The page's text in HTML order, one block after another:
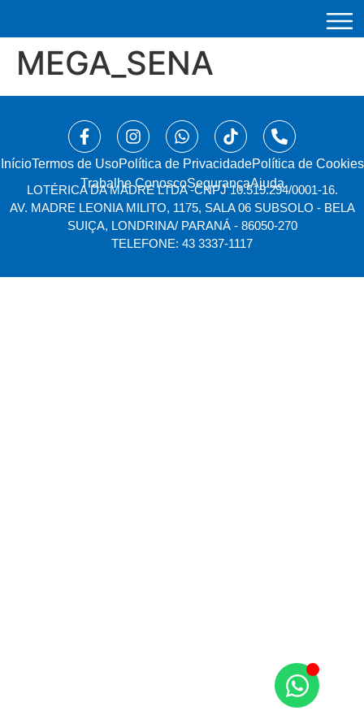
MEGA_SENA
Início⁠Termos de UsoPolítica de PrivacidadePolítica de Cookies
Trabalhe ConoscoSegurançaAjuda
LOTÉRICA DA MADRE LTDA -CNPJ 10.519.294/0001-16.
AV. MADRE LEONIA MILITO, 1175, SALA 06 SUBSOLO - BELA
SUIÇA, LONDRINA/ PARANÁ - 86050-270
TELEFONE: 43 3337-1117